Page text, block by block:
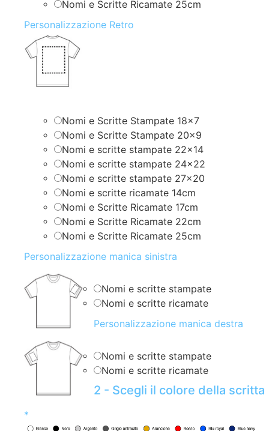
Nomi e Scritte Ricamate 25cm
Personalizzazione Retro
Nomi e Scritte Stampate 18×7
Nomi e Scritte Stampate 20×9
Nomi e scritte stampate 22×14
Nomi e scritte stampate 24×22
Nomi e scritte stampate 27×20
Nomi e scritte ricamate 14cm
Nomi e Scritte Ricamate 17cm
Nomi e Scritte Ricamate 22cm
Nomi e Scritte Ricamate 25cm
Personalizzazione manica sinistra
Nomi e scritte stampate
Nomi e scritte ricamate
Personalizzazione manica destra
Nomi e scritte stampate
Nomi e scritte ricamate
2 - Scegli il colore della scritta
*